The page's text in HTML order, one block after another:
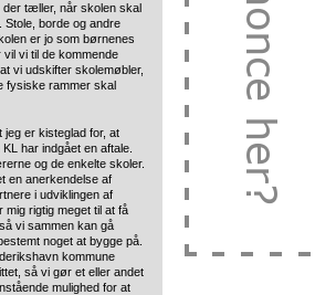
der tæller, når skolen skal
borde og andre
er jo som børnenes
vil vi til de kommende
vi udskifter skolemøbler,
fysiske rammer skal
jeg er kisteglad for, at
har indgået en aftale.
og de enkelte skoler.
en anerkendelse af
i udviklingen af
rigtig meget til at få
vi sammen kan gå
noget at bygge på.
kommune
så vi gør et eller andet
mulighed for at